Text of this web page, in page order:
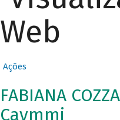
Web
Ações
FABIANA
Caymmi